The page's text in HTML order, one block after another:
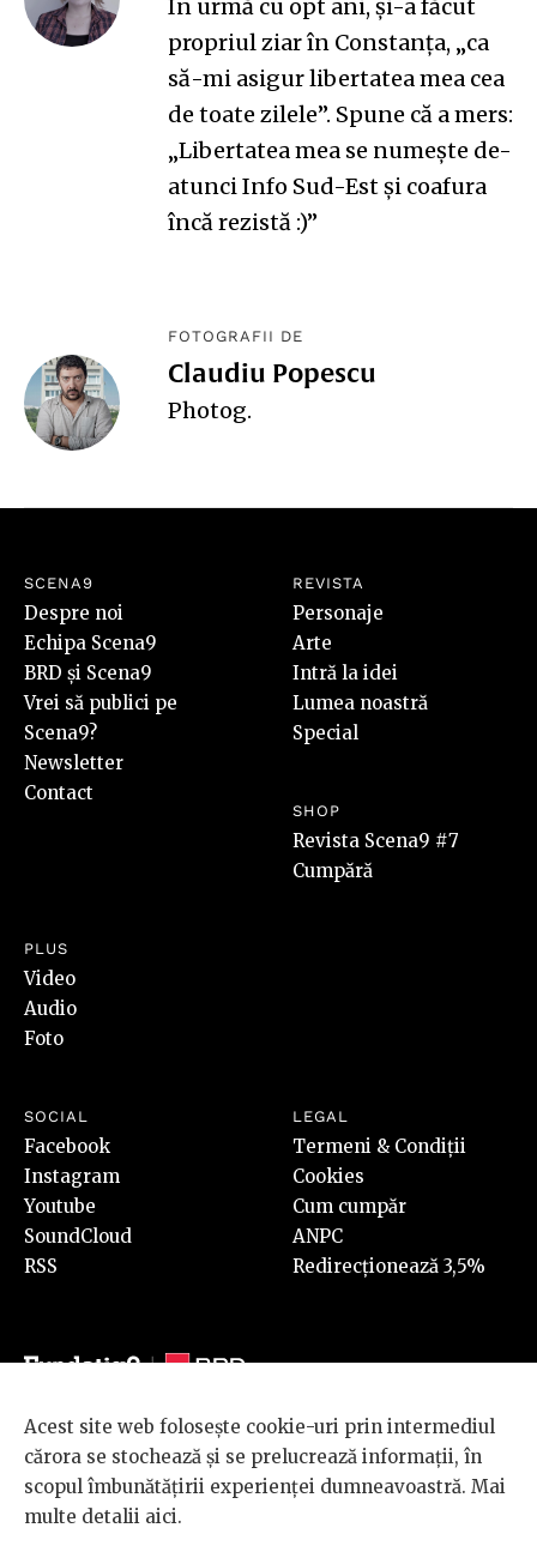
În urmă cu opt ani, și-a făcut
propriul ziar în Constanța, „ca
să-mi asigur libertatea mea cea
de toate zilele”. Spune că a mers:
„Libertatea mea se numește de-
atunciInfo Sud-Estși coafura
încă rezistă :)”
FOTOGRAFII DE
Claudiu Popescu
Photog.
SCENA9
Despre noi
Echipa Scena9
BRD și Scena9
Vrei să publici pe
Scena9?
Newsletter
Contact
REVISTA
Personaje
Arte
Intră la idei
Lumea noastră
Special
SHOP
Revista Scena9 #7
Cumpără
PLUS
Video
Audio
Foto
SOCIAL
Facebook
Instagram
Youtube
SoundCloud
RSS
LEGAL
Termeni & Condiții
Cookies
Cum cumpăr
ANPC
Redirecționează 3,5%
© 2026 BRD Groupe Société Générale, toate drepturile rezervate.
Scena 9 este un proiect sustinut de
BRD GROUPE SOCIÉTÉ
GÉNÉRALE
Acest site web folosește cookie-uri prin intermediul
cărora se stochează și se prelucrează informații, în
scopul îmbunătățirii experienței dumneavoastră. Mai
multe detalii aici.